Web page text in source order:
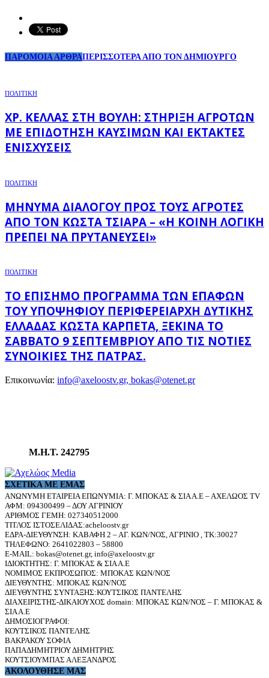
ΠΑΡΟΜΟΙΑ ΑΡΘΡΑΠΕΡΙΣΣΟΤΕΡΑ ΑΠΟ ΤΟΝ ΔΗΜΙΟΥΡΓΟ
ΠΟΛΙΤΙΚΗ
ΧΡ. ΚΈΛΛΑΣ ΣΤΗ ΒΟΥΛΉ: ΣΤΉΡΙΞΗ ΑΓΡΟΤΏΝ
ΜΕ ΕΠΙΔΌΤΗΣΗ ΚΑΥΣΊΜΩΝ ΚΑΙ ΈΚΤΑΚΤΕΣ
ΕΝΙΣΧΎΣΕΙΣ
ΠΟΛΙΤΙΚΗ
ΜΉΝΥΜΑ ΔΙΑΛΌΓΟΥ ΠΡΟΣ ΤΟΥΣ ΑΓΡΌΤΕΣ
ΑΠΌ ΤΟΝ ΚΏΣΤΑ ΤΣΙΆΡΑ – «Η ΚΟΙΝΉ ΛΟΓΙΚΉ
ΠΡΈΠΕΙ ΝΑ ΠΡΥΤΑΝΕΎΣΕΙ»
ΠΟΛΙΤΙΚΗ
ΤΟ ΕΠΊΣΗΜΟ ΠΡΌΓΡΑΜΜΑ ΤΩΝ ΕΠΑΦΏΝ
ΤΟΥ ΥΠΟΨΉΦΙΟΥ ΠΕΡΙΦΕΡΕΙΆΡΧΗ ΔΥΤΙΚΉΣ
ΕΛΛΆΔΑΣ ΚΏΣΤΑ ΚΑΡΠΈΤΑ, ΞΕΚΙΝΆ ΤΟ
ΣΆΒΒΑΤΟ 9 ΣΕΠΤΕΜΒΡΊΟΥ ΑΠΌ ΤΙΣ ΝΌΤΙΕΣ
ΣΥΝΟΙΚΊΕΣ ΤΗΣ ΠΆΤΡΑΣ.
Επικοινωνία: info@axeloostv.gr, bokas@otenet.gr
Μ.Η.Τ. 242795
ΣΧΕΤΙΚΆ ΜΕ ΕΜΆΣ
ΑΝΩΝΥΜΗ ΕΤΑΙΡΕΙΑ ΕΠΩΝΥΜΙΑ: Γ. ΜΠΟΚΑΣ & ΣΙΑ Α.Ε – ΑΧΕΛΩΟΣ TV
ΑΦΜ: 094300499 – ΔΟΥ ΑΓΡΙΝΙΟΥ
ΑΡΙΘΜΟΣ ΓΕΜΗ: 027340512000
ΤΙΤΛΟΣ ΙΣΤΟΣΕΛΙΔΑΣ:acheloostv.gr
ΕΔΡΑ-ΔΙΕΥΘΥΝΣΗ: ΚΑΒΑΦΗ 2 – ΑΓ. ΚΩΝ/ΝΟΣ, ΑΓΡΙΝΙΟ , ΤΚ:30027
ΤΗΛΕΦΩΝΟ: 2641022803 – 58800
E-MAIL: bokas@otenet.gr, info@axeloostv.gr
ΙΔΙΟΚΤΗΤΗΣ: Γ. ΜΠΟΚΑΣ & ΣΙΑ Α.Ε
ΝΟΜΙΜΟΣ ΕΚΠΡΟΣΩΠΟΣ: ΜΠΟΚΑΣ ΚΩΝ/ΝΟΣ
ΔΙΕΥΘΥΝΤΗΣ: ΜΠΟΚΑΣ ΚΩΝ/ΝΟΣ
ΔΙΕΥΘΥΝΤΗΣ ΣΥΝΤΑΞΗΣ:ΚΟΥΤΣΙΚΟΣ ΠΑΝΤΕΛΗΣ
ΔΙΑΧΕΙΡΙΣΤΗΣ-ΔΙΚΑΙΟΥΧΟΣ domain: ΜΠΟΚΑΣ ΚΩΝ/ΝΟΣ – Γ. ΜΠΟΚΑΣ &
ΣΙΑ Α.Ε
ΔΗΜΟΣΙΟΓΡΑΦΟΙ:
ΚΟΥΤΣΙΚΟΣ ΠΑΝΤΕΛΗΣ
ΒΑΚΡΑΚΟΥ ΣΟΦΙΑ
ΠΑΠΑΔΗΜΗΤΡΙΟΥ ΔΗΜΗΤΡΗΣ
ΚΟΥΤΣΙΟΥΜΠΑΣ ΑΛΕΞΑΝΔΡΟΣ
ΑΚΟΛΟΥΘΗΣΕ ΜΑΣ